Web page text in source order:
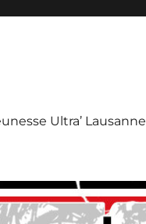
Ultra’ Lausanne